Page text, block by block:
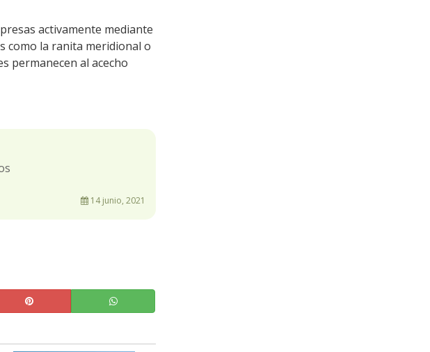
activamente mediante
como la ranita meridional o
permanecen al acecho
14 junio, 2021